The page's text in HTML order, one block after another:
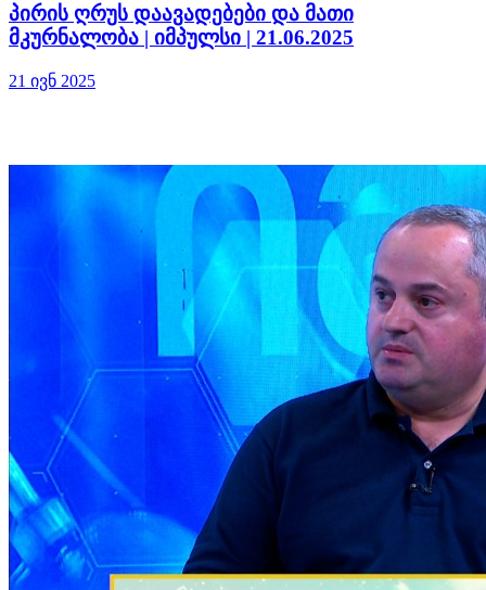
პირის ღრუს დაავადებები და მათი
მკურნალობა | იმპულსი | 21.06.2025
21 ივნ 2025